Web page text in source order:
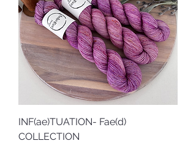
INF(ae)TUATION- Fae(d)
COLLECTION